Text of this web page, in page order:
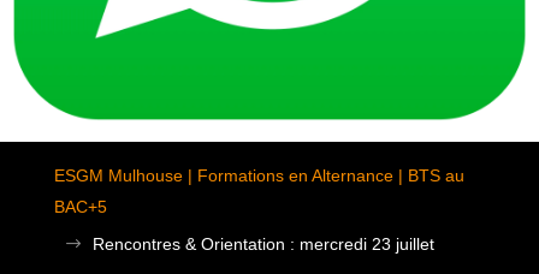
ESGM Mulhouse | Formations en Alternance | BTS au
BAC+5
$
Rencontres & Orientation : mercredi 23 juillet